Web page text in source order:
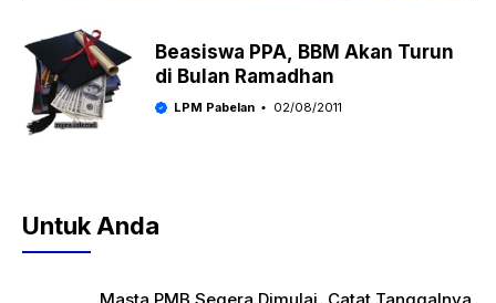
Beasiswa PPA, BBM Akan Turun
di Bulan Ramadhan
LPM Pabelan 02/08/2011
Untuk Anda